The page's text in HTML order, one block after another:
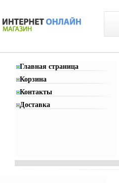
Главная страница
Корзина
Контакты
Доставка